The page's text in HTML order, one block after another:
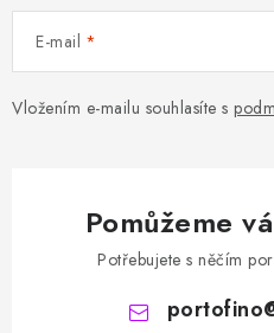
E-mail
Vložením e-mailu souhlasíte s
Pomůžeme
Potřebujete s něčím
portofino